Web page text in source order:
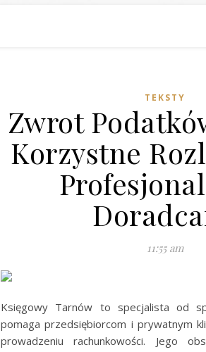
TEKSTY
Zwrot
Korzystne
11:55 am
Księgowy Tarnów to specjalista od
pomaga przedsiębiorcom i prywatnym
prowadzeniu rachunkowości. Jego